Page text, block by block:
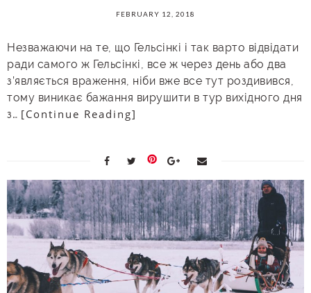
FEBRUARY 12, 2018
Незважаючи на те, що Гельсінкі і так варто відвідати
ради самого ж Гельсінкі, все ж через день або два
з’являється враження, ніби вже все тут роздивився,
тому виникає бажання вирушити в тур вихідного дня
з… [Continue Reading]